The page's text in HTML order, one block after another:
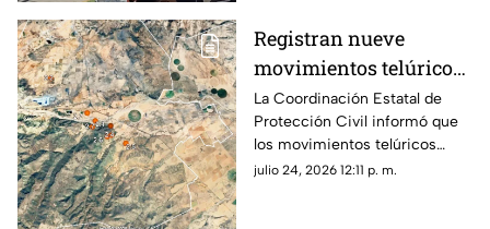
Registran nueve
movimientos telúricos
al sur de Chihuahua;
Protección Civil da
detalles
La Coordinación Estatal de
Protección Civil informó que
los movimientos telúricos
ocurrieron entre la noche del
julio 24, 2026 12:11 p. m.